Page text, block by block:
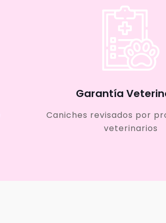
Garantía
Caniches revisados por
veterinarios